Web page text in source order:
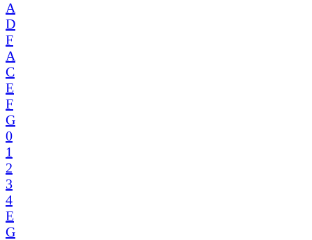
A
D
F
A
C
E
F
G
0
1
2
3
4
E
G